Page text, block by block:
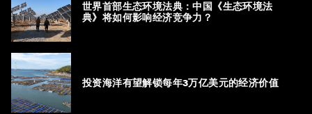
世界首部生态环境法典：中国《生态环境法
典》将如何影响经济竞争力？
投资海洋有望解锁每年3万亿美元的经济价值